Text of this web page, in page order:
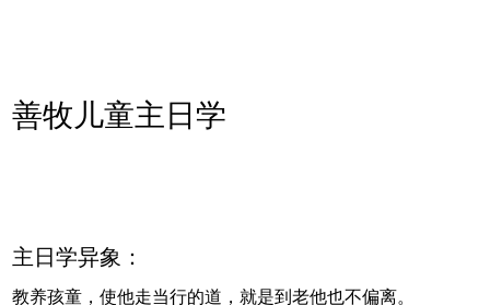
善牧儿童主日学
主日学异象：
教养孩童，使他走当行的道，就是到老他也不偏离。